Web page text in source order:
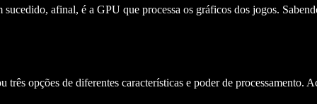
afinal, é a GPU que processa os gráficos dos jogos.
opções de diferentes características e poder de processamento.